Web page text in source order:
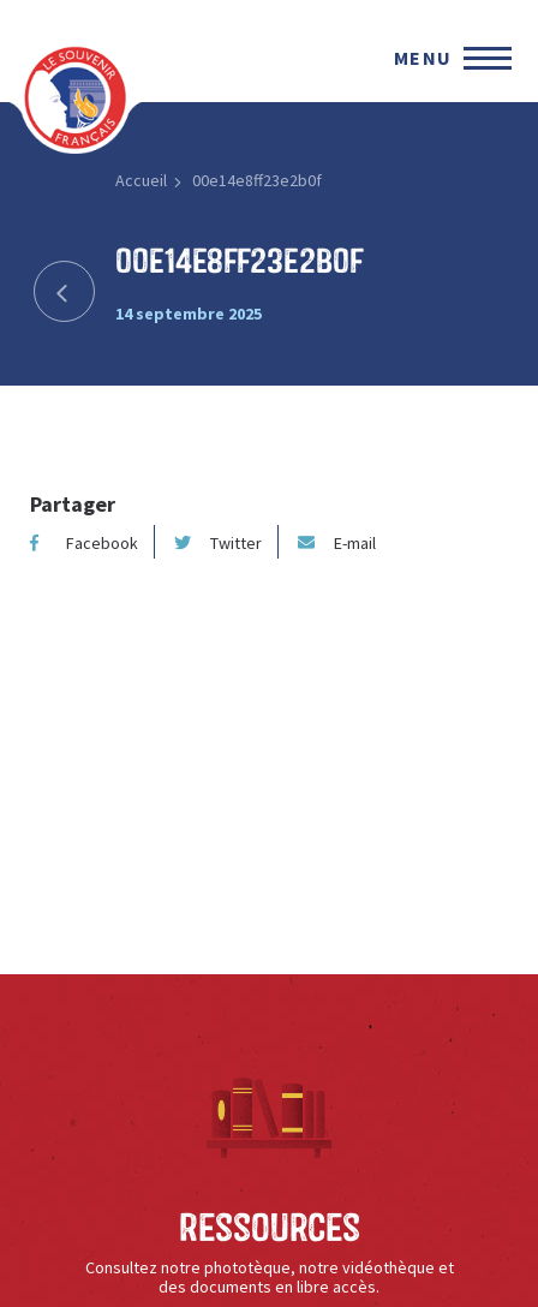
MENU
Accueil 00e14e8ff23e2b0f
00e14e8ff23e2b0f
14 septembre 2025
Partager
Facebook Twitter E-mail
Ressources
Consultez notre phototèque, notre vidéothèque et
des documents en libre accès.